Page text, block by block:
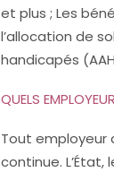
et plus ; Les
l’allocation de
handicapés
QUELS
Tout employeur
continue.